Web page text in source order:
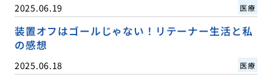
2025.06.19 医療
装置オフはゴールじゃない！リテーナー生活と私
の感想
2025.06.18 医療